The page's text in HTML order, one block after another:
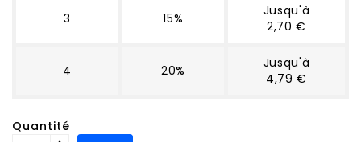
3 15%
Jusqu'à
2,70 €
4 20%
Jusqu'à
4,79 €
Quantité